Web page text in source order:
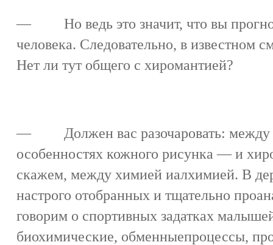
— Но ведь это значит, что вы
человека. Следовательно, в известном
Нет ли тут общего с хиромантией?
— Должен вас разочаровать: между
особенностях кожного рисунка — и
скажем, между химией иалхимией. В
настрого отобранных и тщательно
говорим о спортивных задатках
биохимические, обменныепроцессы,